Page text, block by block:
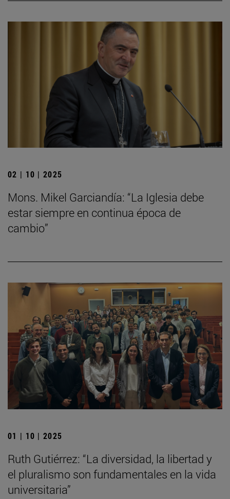
02 | 10 | 2025
Mons. Mikel Garciandía: “La Iglesia debe
estar siempre en continua época de
cambio”
01 | 10 | 2025
Ruth Gutiérrez: “La diversidad, la libertad y
el pluralismo son fundamentales en la vida
universitaria”